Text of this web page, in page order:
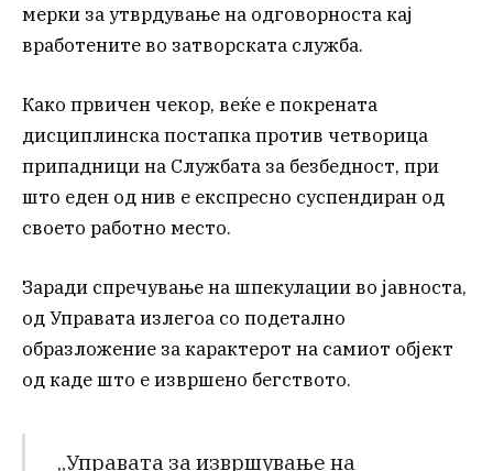
мерки за утврдување на одговорноста кај
вработените во затворската служба.
Како првичен чекор, веќе е покрената
дисциплинска постапка против четворица
припадници на Службата за безбедност, при
што еден од нив е експресно суспендиран од
своето работно место.
Заради спречување на шпекулации во јавноста,
од Управата излегоа со подетално
образложение за карактерот на самиот објект
од каде што е извршено бегството.
„Управата за извршување на